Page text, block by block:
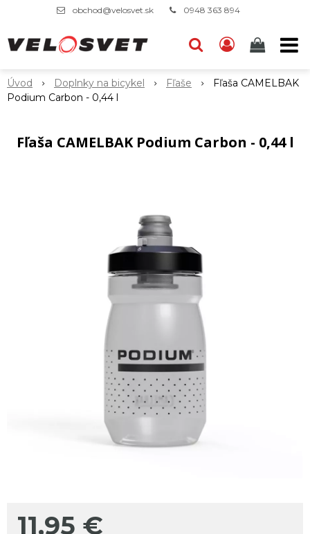
obchod@velosvet.sk 0948 363 894
Úvod Doplnky na bicykel Fľaše
Fľaša CAMELBAK
Podium Carbon - 0,44 l
Fľaša CAMELBAK Podium Carbon - 0,44 l
11,95 €